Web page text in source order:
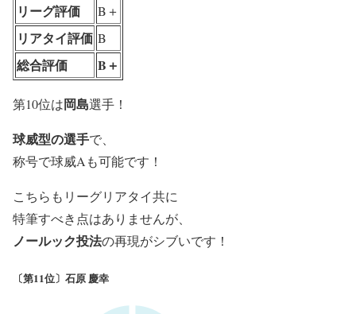
リーグ評価 B＋
リアタイ評価 B
総合評価 B＋
第10位は岡島選手！
球威型の選手で、
称号で球威Aも可能です！
こちらもリーグリアタイ共に
特筆すべき点はありませんが、
ノールック投法の再現がシブいです！
〔第11位〕石原 慶幸